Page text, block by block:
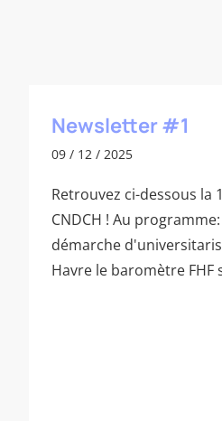
Newsletter #1
09 / 12 / 2025
Retrouvez ci-dessous la
CNDCH ! Au
démarche
Havre le baromètre FHF